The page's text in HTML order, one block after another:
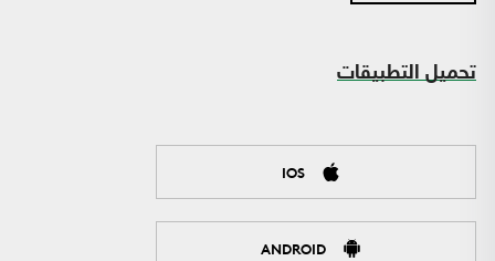
تحميل التطبيقات
IOS
ANDROID